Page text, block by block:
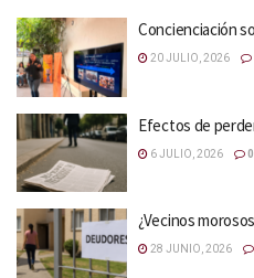
Concienciación
20 JULIO, 2026
Efectos de
6 JULIO, 2026 0
¿Vecinos
28 JUNIO, 2026